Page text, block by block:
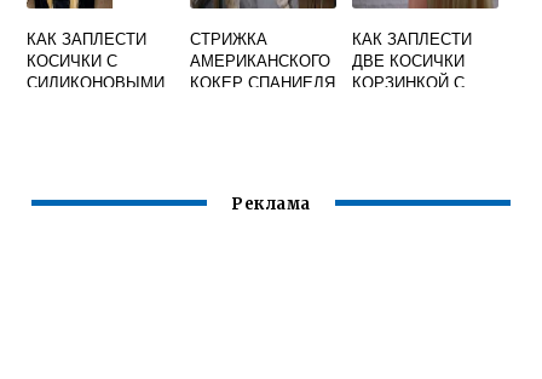
КАК ЗАПЛЕСТИ
КОСИЧКИ С
СИЛИКОНОВЫМИ
СТРИЖКА
АМЕРИКАНСКОГО
КОКЕР СПАНИЕЛЯ
КАК ЗАПЛЕСТИ
ДВЕ КОСИЧКИ
КОРЗИНКОЙ С
Реклама